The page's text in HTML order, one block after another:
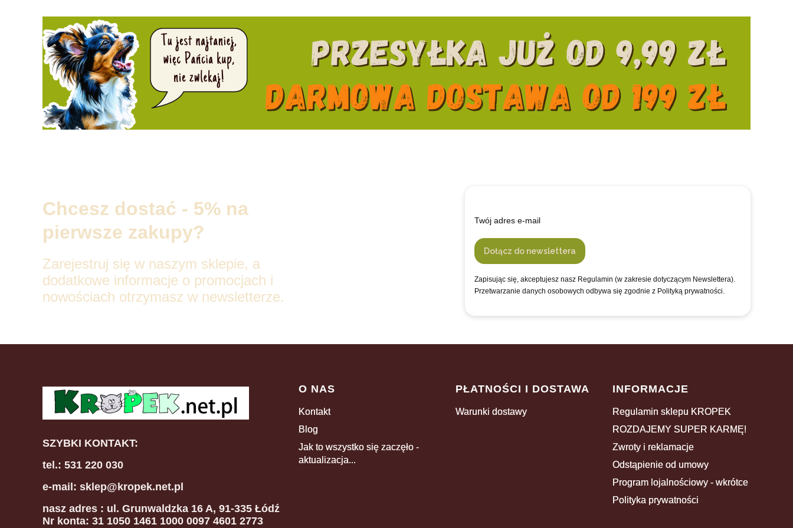
Chcesz dostać - 5% na
pierwsze zakupy?
Zarejestruj się w naszym sklepie, a
dodatkowe informacje o promocjach i
nowościach otrzymasz w newsletterze.
Twój adres e-mail
Dołącz do newslettera
Zapisując się, akceptujesz nasz Regulamin (w zakresie dotyczącym Newslettera).
Przetwarzanie danych osobowych odbywa się zgodnie z Polityką prywatności.
SZYBKI KONTAKT:
tel.: 531 220 030
e-mail: sklep@kropek.net.pl
nasz adres : ul. Grunwaldzka 16 A, 91-335 Łódź
Nr konta: 31 1050 1461 1000 0097 4601 2773
Linki w stopce
O NAS
Kontakt
Blog
Jak to wszystko się zaczęło -
aktualizacja...
PŁATNOŚCI I DOSTAWA
Warunki dostawy
INFORMACJE
Regulamin sklepu KROPEK
ROZDAJEMY SUPER KARMĘ!
Zwroty i reklamacje
Odstąpienie od umowy
Program lojalnościowy - wkrótce
Polityka prywatności